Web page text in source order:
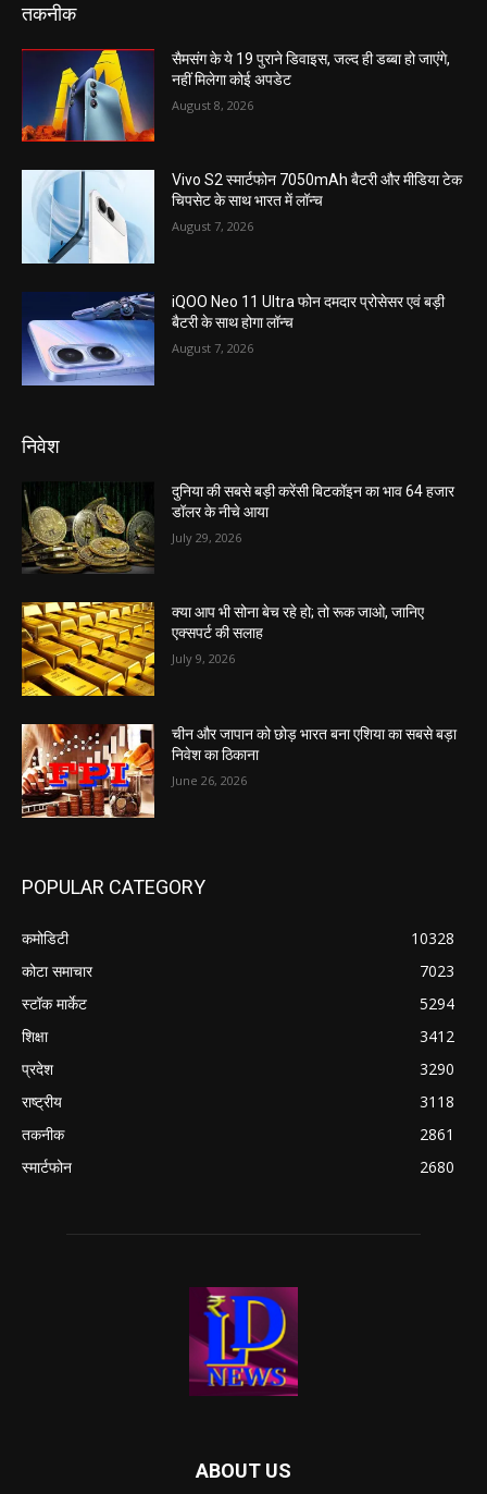
तकनीक
सैमसंग के ये 19 पुराने डिवाइस, जल्द ही डब्बा हो जाएंगे,
नहीं मिलेगा कोई अपडेट
August 8, 2026
Vivo S2 स्मार्टफोन 7050mAh बैटरी और मीडिया टेक
चिपसेट के साथ भारत में लॉन्च
August 7, 2026
iQOO Neo 11 Ultra फोन दमदार प्रोसेसर एवं बड़ी
बैटरी के साथ होगा लॉन्च
August 7, 2026
निवेश
दुनिया की सबसे बड़ी करेंसी बिटकॉइन का भाव 64 हजार
डॉलर के नीचे आया
July 29, 2026
क्या आप भी सोना बेच रहे हो; तो रूक जाओ, जानिए
एक्सपर्ट की सलाह
July 9, 2026
चीन और जापान को छोड़ भारत बना एशिया का सबसे बड़ा
निवेश का ठिकाना
June 26, 2026
POPULAR CATEGORY
कमोडिटी
10328
कोटा समाचार
7023
स्टॉक मार्केट
5294
शिक्षा
3412
प्रदेश
3290
राष्ट्रीय
3118
तकनीक
2861
स्मार्टफोन
2680
ABOUT US